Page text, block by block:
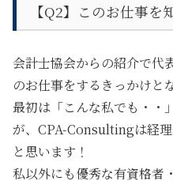
【Q2】このお仕事
会計士協会からの紹介で代
のお仕事をするきっかけと
最初は「こんな私でも・・
が、 CPA-Consultingは経
と思います！
私以外にも優秀な有資格者